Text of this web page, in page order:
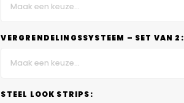
Maak een keuze...
VERGRENDELINGSSYSTEEM – SET VAN 2:
Maak een keuze...
STEEL LOOK STRIPS: